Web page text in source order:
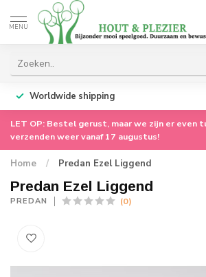
MENU
Worldwide shipping
LET OP: Bestel gerust, maar we zijn er even
verzenden weer vanaf 17 augustus!
Home / Predan Ezel Liggend
Predan Ezel Liggend
PREDAN (0)